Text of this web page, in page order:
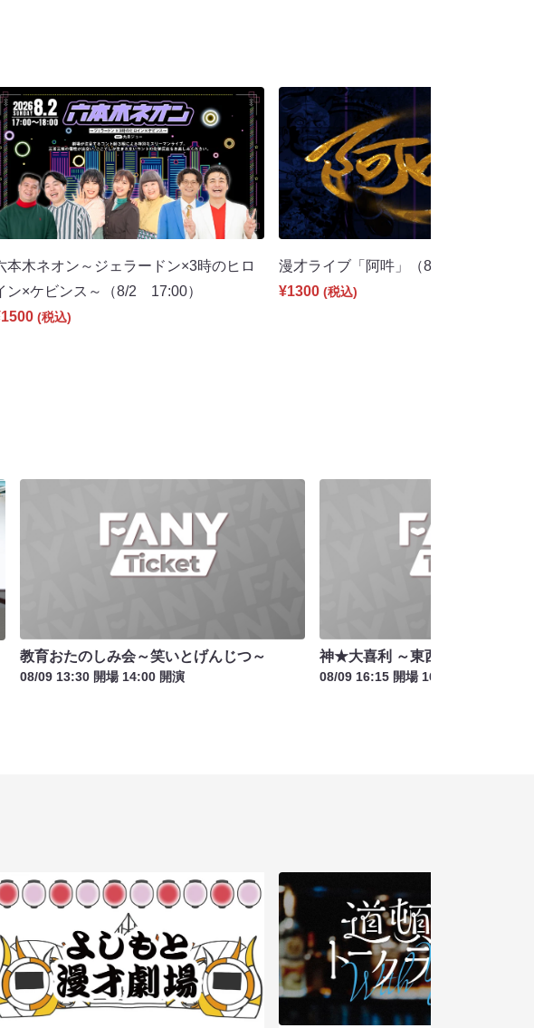
本木ネオン～ジェラードン×3時のヒロ
ン×ケビンス～（8/2 17:00）
(税込)
漫才ライブ「阿吽」（8/5 21:00）
¥1300 (税込)
教育おたのしみ会～笑いとげんじつ～
08/09 13:30 開場 14:00 開演
神★大喜利 ～東西交流会～
08/09 16:15 開場 16:45 開演